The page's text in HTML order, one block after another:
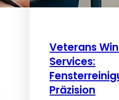
Veterans
Services:
Präzision